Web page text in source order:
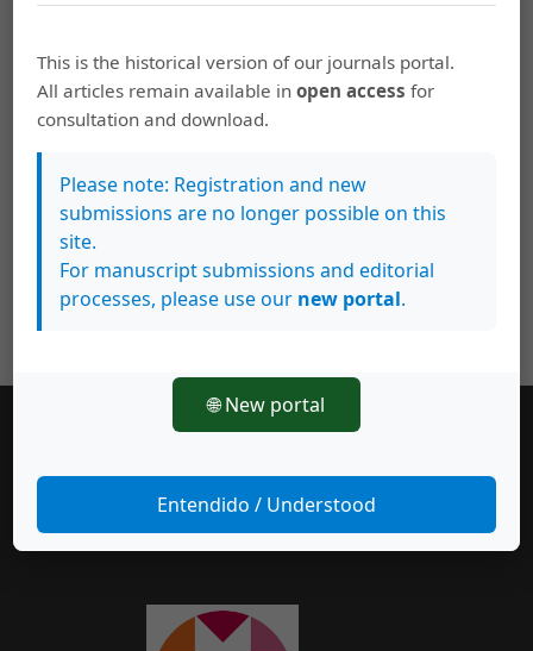
This is the historical version of our journals portal.
All articles remain available inopen access for
consultation and download.
Please note: Registration and new
submissions are no longer possible on this
site.
For manuscript submissions and editorial
processes, please use our new portal.
🌐 New portal
Entendido / Understood